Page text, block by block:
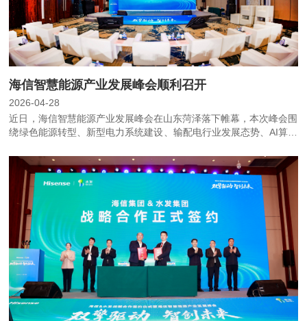
海信智慧能源产业发展峰会顺利召开
2026-04-28
近日，海信智慧能源产业发展峰会在山东菏泽落下帷幕，本次峰会围
绕绿色能源转型、新型电力系统建设、输配电行业发展态势、AI算力